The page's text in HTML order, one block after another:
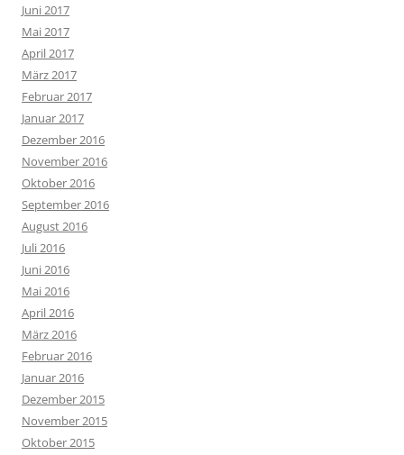
Juni 2017
Mai 2017
April 2017
März 2017
Februar 2017
Januar 2017
Dezember 2016
November 2016
Oktober 2016
September 2016
August 2016
Juli 2016
Juni 2016
Mai 2016
April 2016
März 2016
Februar 2016
Januar 2016
Dezember 2015
November 2015
Oktober 2015